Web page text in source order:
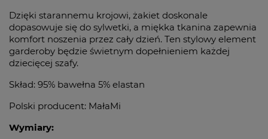
Dzięki starannemu krojowi, żakiet doskonale
dopasowuje się do sylwetki, a miękka tkanina zapewnia
komfort noszenia przez cały dzień. Ten stylowy element
garderoby będzie świetnym dopełnieniem każdej
dziecięcej szafy.
Skład: 95% bawełna 5% elastan
Polski producent: MałaMi
Wymiary: